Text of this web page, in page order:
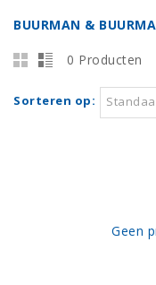
BUURMAN &
0 Producten
Sorteren op:
Geen